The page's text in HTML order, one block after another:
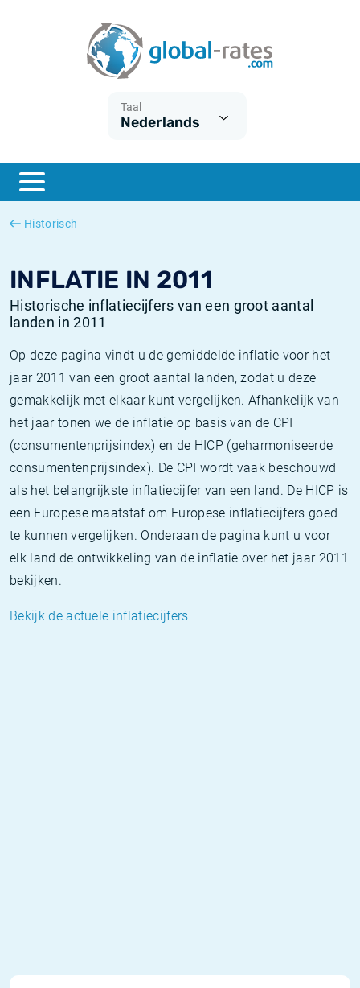
Taal
Nederlands
Historisch
INFLATIE IN 2011
Historische inflatiecijfers van een groot aantal
landen in 2011
Op deze pagina vindt u de gemiddelde inflatie voor het
jaar 2011 van een groot aantal landen, zodat u deze
gemakkelijk met elkaar kunt vergelijken. Afhankelijk van
het jaar tonen we de inflatie op basis van de CPI
(consumentenprijsindex) en de HICP (geharmoniseerde
consumentenprijsindex). De CPI wordt vaak beschouwd
als het belangrijkste inflatiecijfer van een land. De HICP is
een Europese maatstaf om Europese inflatiecijfers goed
te kunnen vergelijken. Onderaan de pagina kunt u voor
elk land de ontwikkeling van de inflatie over het jaar 2011
bekijken.
Bekijk de actuele inflatiecijfers
ESTER
SONIA
Wat is CPI inflatie?
Wat is HICP inflatie?
Nederlandse inflatie - CPI
Amerikaanse inflatie - CPI
Euribor historie
SOFR historie
TONAR historie
Inflatiecalculator